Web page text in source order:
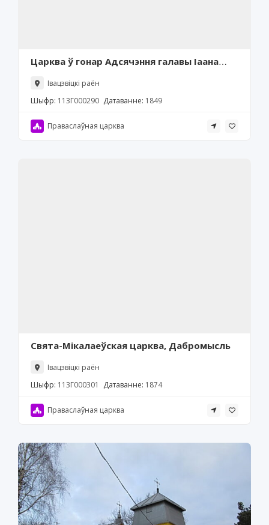
Царква ў гонар Адсячэння галавы Іаана
Івацэвіцкі раён
Шыфр: 113Г000290 Датаванне: 1849
Праваслаўная царква
Свята-Мікалаеўская царква, Дабромысль
Івацэвіцкі раён
Шыфр: 113Г000301 Датаванне: 1874
Праваслаўная царква